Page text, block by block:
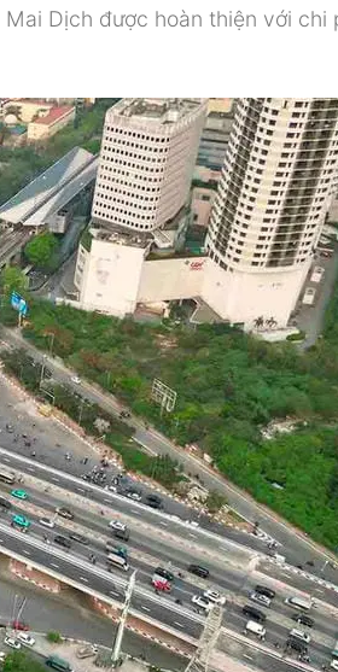
Dịch được hoàn thiện với chi